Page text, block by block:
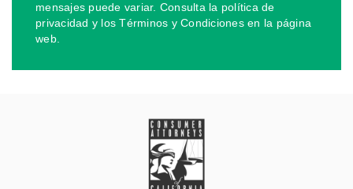
mensajes puede variar. Consulta la política de
privacidad y los Términos y Condiciones en la página
web.